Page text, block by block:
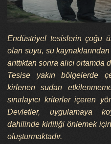
Endüstriyel tesislerin çoğu
olan suyu, su
arıttıktan sonra alıcı ortamda
Tesise yakın bölgelerde
kirlenen sudan
sınırlayıcı kriterler içeren
Devletler, uygulamaya
dahilinde kirliliği önlemek
oluşturmaktadır.